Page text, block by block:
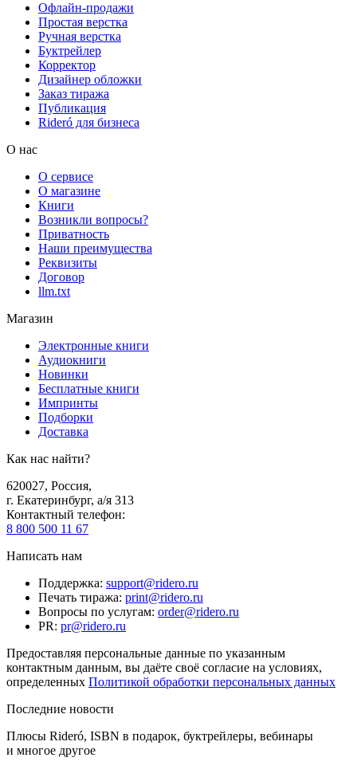
Офлайн-продажи
Простая верстка
Ручная верстка
Буктрейлер
Корректор
Дизайнер обложки
Заказ тиража
Публикация
Rideró для бизнеса
О нас
О сервисе
О магазине
Книги
Возникли вопросы?
Приватность
Наши преимущества
Реквизиты
Договор
llm.txt
Магазин
Электронные книги
Аудиокниги
Новинки
Бесплатные книги
Импринты
Подборки
Доставка
Как нас найти?
620027, Россия,
г. Екатеринбург, а/я 313
Контактный телефон:
8 800 500 11 67
Написать нам
Поддержка: support@ridero.ru
Печать тиража: print@ridero.ru
Вопросы по услугам: order@ridero.ru
PR: pr@ridero.ru
Предоставляя персональные данные по указанным
контактным данным, вы даёте своё согласие на условиях,
определенных Политикой обработки персональных данных
Последние новости
Плюсы Rideró, ISBN в подарок, буктрейлеры, вебинары
и многое другое